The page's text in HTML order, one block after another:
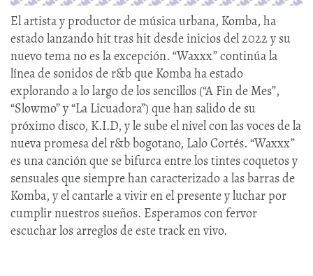
El artista y productor de música urbana, Komba, ha
estado lanzando hit tras hit desde inicios del 2022 y su
nuevo tema no es la excepción. “Waxxx” continúa la
línea de sonidos de r&b que Komba ha estado
explorando a lo largo de los sencillos (“A Fin de Mes”,
“Slowmo” y “La Licuadora”) que han salido de su
próximo disco, K.I.D, y le sube el nivel con las voces de la
nueva promesa del r&b bogotano, Lalo Cortés. “Waxxx”
es una canción que se bifurca entre los tintes coquetos y
sensuales que siempre han caracterizado a las barras de
Komba, y el cantarle a vivir en el presente y luchar por
cumplir nuestros sueños. Esperamos con fervor
escuchar los arreglos de este track en vivo.